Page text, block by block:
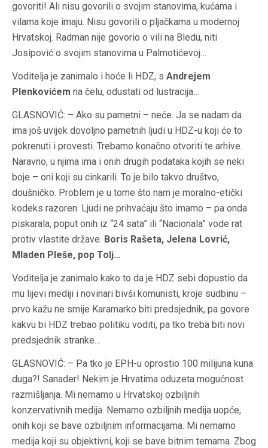
govoriti! Ali nisu govorili o svojim stanovima, kućama i
vilama koje imaju. Nisu govorili o pljačkama u modernoj
Hrvatskoj. Radman nije govorio o vili na Bledu, niti
Josipović o svojim stanovima u Palmotićevoj…
Voditelja je zanimalo i hoće li HDZ, s Andrejem
Plenkovićem na čelu, odustati od lustracija…
GLASNOVIĆ: – Ako su pametni – neće. Ja se nadam da
ima još uvijek dovoljno pametnih ljudi u HDZ-u koji će to
pokrenuti i provesti. Trebamo konačno otvoriti te arhive.
Naravno, u njima ima i onih drugih podataka kojih se neki
boje – oni koji su cinkarili. To je bilo takvo društvo,
doušničko. Problem je u tome što nam je moralno-etički
kodeks razoren. Ljudi ne prihvaćaju što imamo – pa onda
piskarala, poput onih iz “24 sata” ili “Nacionala” vode rat
protiv vlastite države. Boris Rašeta, Jelena Lovrić,
Mladen Pleše, pop Tolj…
Voditelja je zanimalo kako to da je HDZ sebi dopustio da
mu lijevi mediji i novinari bivši komunisti, kroje sudbinu –
prvo kažu ne smije Karamarko biti predsjednik, pa govore
kakvu bi HDZ trebao politiku voditi, pa tko treba biti novi
predsjednik stranke…
GLASNOVIĆ: – Pa tko je EPH-u oprostio 100 milijuna kuna
duga?! Sanader! Nekim je Hrvatima oduzeta mogućnost
razmišljanja. Mi nemamo u Hrvatskoj ozbiljnih
konzervativnih medija. Nemamo ozbiljnih medija uopće,
onih koji se bave ozbiljnim informacijama. Mi nemamo
medija koji su objektivni, koji se bave bitnim temama. Zbog